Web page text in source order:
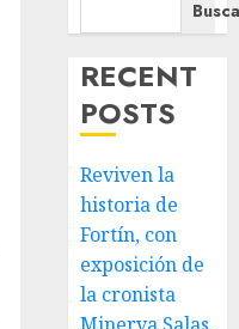
RECENT
POSTS
Reviven la
historia de
Fortín, con
exposición de
la cronista